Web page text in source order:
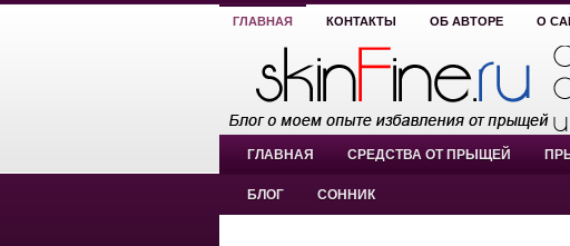
ГЛАВНАЯ КОНТАКТЫ ОБ АВТОРЕ О
ГЛАВНАЯ СРЕДСТВА ОТ ПРЫЩЕЙ
БЛОГ СОННИК